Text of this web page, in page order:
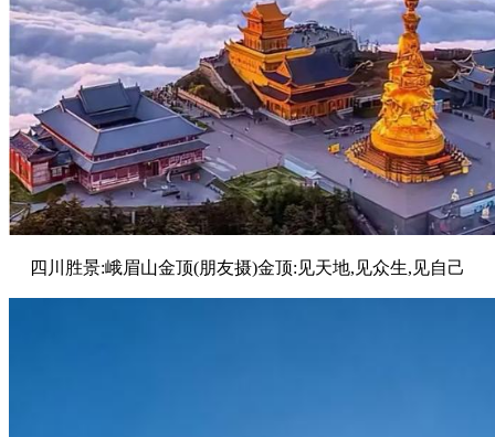
四川胜景:峨眉山金顶(朋友摄)金顶:见天地,见众生,见自己